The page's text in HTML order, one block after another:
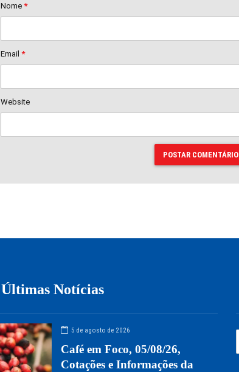
Nome *
Email *
Website
POSTAR COMENTÁRIO
Últimas Notícias
5 de agosto de 2026
Café em Foco, 05/08/26,
Cotações e Informações da